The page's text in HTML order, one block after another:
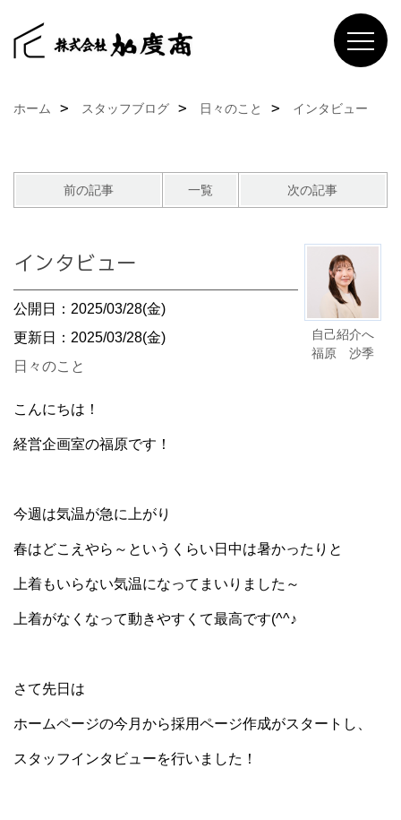
ホーム スタッフブログ 日々のこと インタビュー
前の記事 一覧 次の記事
自己紹介へ
福原 沙季
インタビュー
公開日：2025/03/28(金)
更新日：2025/03/28(金)
日々のこと
こんにちは！
経営企画室の福原です！
今週は気温が急に上がり
春はどこえやら～というくらい日中は暑かったりと
上着もいらない気温になってまいりました～
上着がなくなって動きやすくて最高です(^^♪
さて先日は
ホームページの今月から採用ページ作成がスタートし、
スタッフインタビューを行いました！